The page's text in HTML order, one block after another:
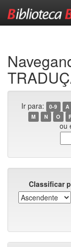
Ir para: 0-9 A
M
N O
ou
Classificar